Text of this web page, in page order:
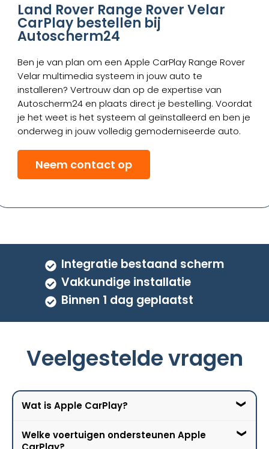
Land Rover Range Rover Velar
CarPlay bestellen bij
Autoscherm24
Ben je van plan om een Apple CarPlay Range Rover
Velar multimedia systeem in jouw auto te
installeren? Vertrouw dan op de expertise van
Autoscherm24 en plaats direct je bestelling. Voordat
je het weet is het systeem al geïnstalleerd en ben je
onderweg in jouw volledig gemoderniseerde auto.
Neem contact op
Integratie bestaand scherm
Vakkundige installatie
Binnen 1 dag geplaatst
Veelgestelde vragen
Wat is Apple CarPlay?
Apple CarPlay is een softwareplatform van
Welke voertuigen ondersteunen Apple